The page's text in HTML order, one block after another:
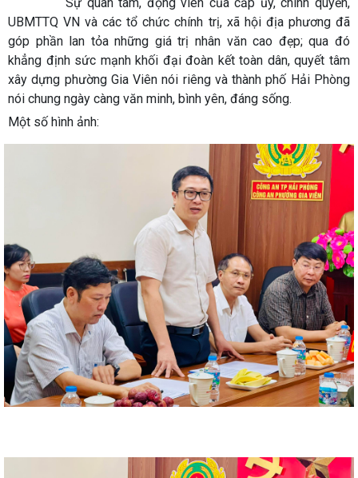
UBMTTQ VN và các tổ chức chính trị, xã hội địa phương đã
góp phần lan tỏa những giá trị nhân văn cao đẹp; qua đó
khẳng định sức mạnh khối đại đoàn kết toàn dân, quyết tâm
xây dựng phường Gia Viên nói riêng và thành phố Hải Phòng
nói chung ngày càng văn minh, bình yên, đáng sống.
Một số hình ảnh: